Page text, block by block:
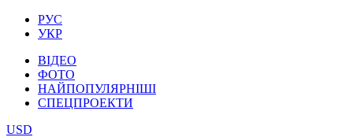
РУС
УКР
ВІДЕО
ФОТО
НАЙПОПУЛЯРНІШІ
СПЕЦПРОЕКТИ
USD